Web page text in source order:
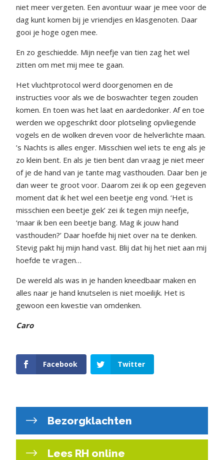
niet meer vergeten. Een avontuur waar je mee voor de
dag kunt komen bij je vriendjes en klasgenoten. Daar
gooi je hoge ogen mee.
En zo geschiedde. Mijn neefje van tien zag het wel
zitten om met mij mee te gaan.
Het vluchtprotocol werd doorgenomen en de
instructies voor als we de boswachter tegen zouden
komen. En toen was het laat en aardedonker. Af en toe
werden we opgeschrikt door plotseling opvliegende
vogels en de wolken dreven voor de helverlichte maan.
’s Nachts is alles enger. Misschien wel iets te eng als je
zo klein bent. En als je tien bent dan vraag je niet meer
of je de hand van je tante mag vasthouden. Daar ben je
dan weer te groot voor. Daarom zei ik op een gegeven
moment dat ik het wel een beetje eng vond. ‘Het is
misschien een beetje gek’ zei ik tegen mijn neefje,
‘maar ik ben een beetje bang. Mag ik jouw hand
vasthouden?’ Daar hoefde hij niet over na te denken.
Stevig pakt hij mijn hand vast. Blij dat hij het niet aan mij
hoefde te vragen…
De wereld als was in je handen kneedbaar maken en
alles naar je hand knutselen is niet moeilijk. Het is
gewoon een kwestie van omdenken.
Caro
Facebook Twitter
Bezorgklachten
Lees RH online